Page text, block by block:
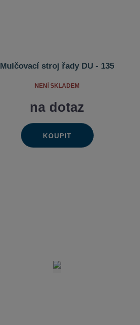
Mulčovací stroj řady DU - 135
na dotaz
Změnit
Navýšit
množství
Snížit
Ks
KOUPIT
NENÍ SKLADEM